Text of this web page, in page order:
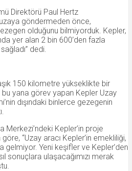
Direktörü Paul Hertz
uzaya göndermeden önce,
olduğunu bilmiyorduk. Kepler,
yer alan 2 bin 600’den fazla
dedi.
150 kilometre yükseklikte bir
bu yana görev yapan Kepler Uzay
dışındaki binlerce gezegenin
Merkezi’ndeki Kepler’in proje
“Uzay aracı Kepler’in emekliliği,
gelmiyor. Yeni keşifler ve Kepler’den
sonuçlara ulaşacağımızı merak